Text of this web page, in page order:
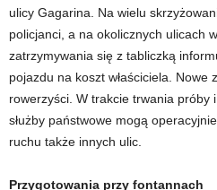
ulicy Gagarina. Na wielu
policjanci, a na okolicznych ulicach
zatrzymywania się z tabliczką
pojazdu na koszt właściciela. Nowe
rowerzyści. W trakcie trwania próby
służby państwowe mogą
ruchu także innych ulic.
Przygotowania przy fontannach